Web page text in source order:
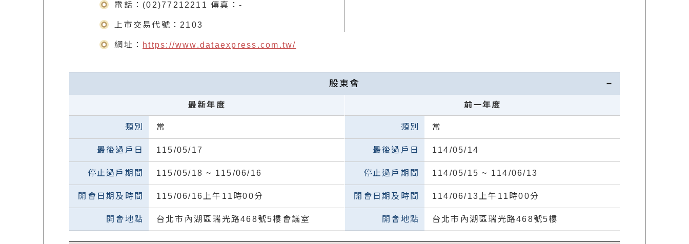
電話：(02)77212211 傳真： -
上市交易代號：2103
網址： https://www.dataexpress.com.tw/
股東會
最新年度
常
115/05/17
115/05/18 ~ 115/06/16
115/06/16上午11時00分
台北市內湖區瑞光路468號5樓會議室
前一年度
常
114/05/14
114/05/15 ~ 114/06/13
114/06/13上午11時00分
台北市內湖區瑞光路468號5樓